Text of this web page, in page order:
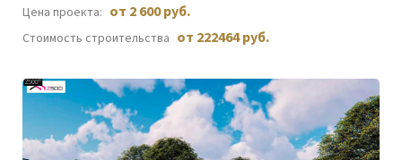
Цена проекта: от 2 600 руб.
Стоимость строительства от 222464 руб.